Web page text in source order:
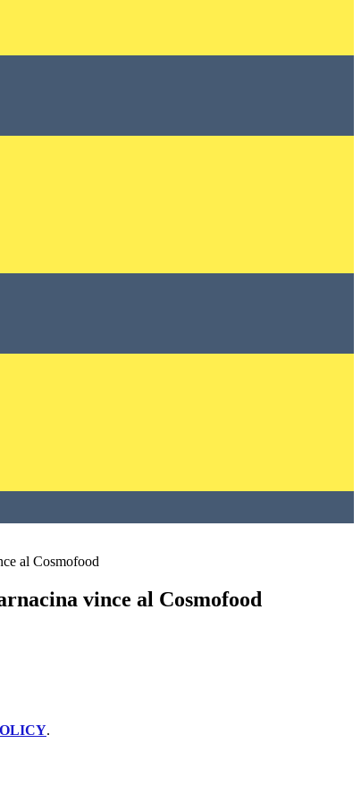
al Cosmofood
vince al Cosmofood
.